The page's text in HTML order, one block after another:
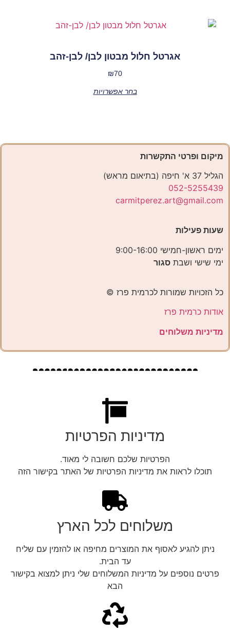
אגרטל חלול מבטון לבן/ לבן-זהב
₪70
בחר אפשרויות
מיקום ופרטי התקשרות
הגליל 37 א' חיפה (בתיאום מראש)
052-5255439
carmitperez.art@gmail.com
שעות פעילות
ימים ראשון-חמישי 9:00-16:00
ימי שישי ושבת סגור
כל הזכויות שמורות לכרמית פרז ©️
אודות כרמית פרז
מדיניות משלוחים
מדיניות הפרטיות
הפרטיות שלכם חשובה לי מאוד.
תוכלו לראות את מדיניות הפרטיות של האתר בקישור הזה
משלוחים לכל הארץ
ניתן להגיע לאסוף את המוצרים מחיפה או להזמין עם שליח
עד הבית.
פרטים נוספים על מדיניות המשלוחים שלי ניתן למצוא בקישור
הבא